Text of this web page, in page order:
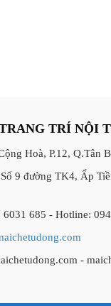
TRÍ NỘI
Hoà, P.12, Q.Tân
Số 9 đường TK4, Ấp
6031 685 - Hotline:
-